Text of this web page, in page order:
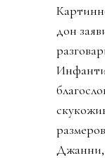
дон
Джанни,